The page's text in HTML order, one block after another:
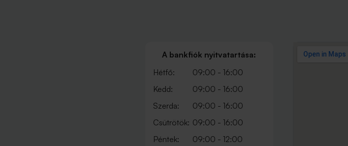
A bankfiók nyitvatartása:
Hétfő:
09:00 - 16:00
Kedd:
09:00 - 16:00
Szerda:
09:00 - 16:00
Csütrötök: 09:00 - 16:00
Péntek:
09:00 - 12:00